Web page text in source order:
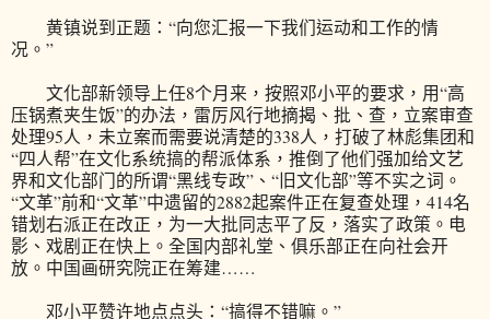
黄镇说到正题：“向您汇报一下我们运动和工作的情
况。”
文化部新领导上任8个月来，按照邓小平的要求，用“高
压锅煮夹生饭”的办法，雷厉风行地摘揭、批、查，立案审查
处理95人，未立案而需要说清楚的338人，打破了林彪集团和
“四人帮”在文化系统搞的帮派体系，推倒了他们强加给文艺
界和文化部门的所谓“黑线专政”、“旧文化部”等不实之词。
“文革”前和“文革”中遗留的2882起案件正在复查处理，414名
错划右派正在改正，为一大批同志平了反，落实了政策。电
影、戏剧正在快上。全国内部礼堂、俱乐部正在向社会开
放。中国画研究院正在筹建……
邓小平赞许地点点头：“搞得不错嘛。”